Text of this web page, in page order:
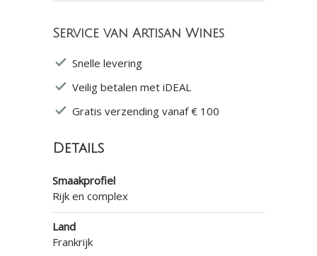
Service van Artisan Wines
Snelle levering
Veilig betalen met iDEAL
Gratis verzending vanaf € 100
Details
Smaakprofiel
Rijk en complex
Land
Frankrijk